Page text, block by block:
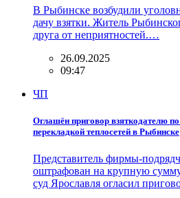
В Рыбинске возбудили
дачу взятки. Житель
друга от неприятностей.…
26.09.2025
09:47
ЧП
Оглашён приговор взяткодателю
перекладкой теплосетей в Рыбинске
Представитель фирмы-
оштрафован на крупную
суд Ярославля огласил